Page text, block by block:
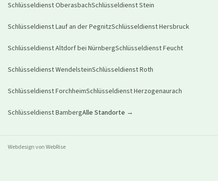
SchlüsseldienstOberasbachSchlüsseldienstStein
SchlüsseldienstLauf an der PegnitzSchlüsseldienstHersbruck
SchlüsseldienstAltdorf bei NürnbergSchlüsseldienstFeucht
SchlüsseldienstWendelsteinSchlüsseldienstRoth
SchlüsseldienstForchheimSchlüsseldienstHerzogenaurach
SchlüsseldienstBambergAlle Standorte →
Webdesign von WebRise